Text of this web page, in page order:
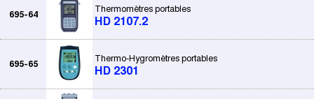
695-64
Thermomètres portables
HD 2107.2
695-65
Thermo-Hygromètres portables
HD 2301